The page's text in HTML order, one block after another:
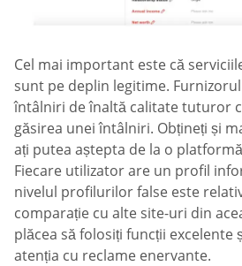
Cel mai important este că
sunt pe deplin legitime.
întâlniri de înaltă calitate tuturor
găsirea unei întâlniri. Obțineți și
ați putea aștepta de la o
Fiecare utilizator are un profil
nivelul profilurilor false este
comparație cu alte site-uri din
plăcea să folosiți funcții excelente
atenția cu reclame enervante.